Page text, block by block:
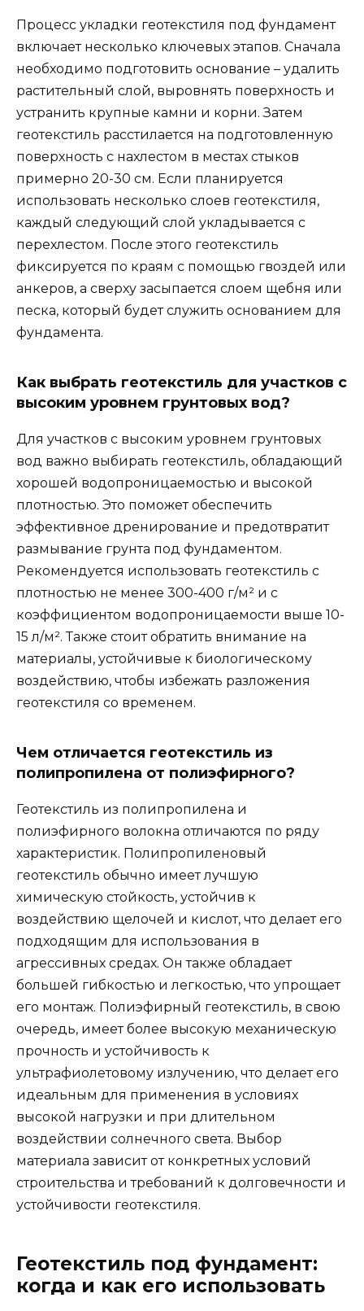
Процесс укладки геотекстиля под фундамент
включает несколько ключевых этапов. Сначала
необходимо подготовить основание – удалить
растительный слой, выровнять поверхность и
устранить крупные камни и корни. Затем
геотекстиль расстилается на подготовленную
поверхность с нахлестом в местах стыков
примерно 20-30 см. Если планируется
использовать несколько слоев геотекстиля,
каждый следующий слой укладывается с
перехлестом. После этого геотекстиль
фиксируется по краям с помощью гвоздей или
анкеров, а сверху засыпается слоем щебня или
песка, который будет служить основанием для
фундамента.
Как выбрать геотекстиль для участков с
высоким уровнем грунтовых вод?
Для участков с высоким уровнем грунтовых
вод важно выбирать геотекстиль, обладающий
хорошей водопроницаемостью и высокой
плотностью. Это поможет обеспечить
эффективное дренирование и предотвратит
размывание грунта под фундаментом.
Рекомендуется использовать геотекстиль с
плотностью не менее 300-400 г/м² и с
коэффициентом водопроницаемости выше 10-
15 л/м². Также стоит обратить внимание на
материалы, устойчивые к биологическому
воздействию, чтобы избежать разложения
геотекстиля со временем.
Чем отличается геотекстиль из
полипропилена от полиэфирного?
Геотекстиль из полипропилена и
полиэфирного волокна отличаются по ряду
характеристик. Полипропиленовый
геотекстиль обычно имеет лучшую
химическую стойкость, устойчив к
воздействию щелочей и кислот, что делает его
подходящим для использования в
агрессивных средах. Он также обладает
большей гибкостью и легкостью, что упрощает
его монтаж. Полиэфирный геотекстиль, в свою
очередь, имеет более высокую механическую
прочность и устойчивость к
ультрафиолетовому излучению, что делает его
идеальным для применения в условиях
высокой нагрузки и при длительном
воздействии солнечного света. Выбор
материала зависит от конкретных условий
строительства и требований к долговечности и
устойчивости геотекстиля.
Геотекстиль под фундамент:
когда и как его использовать